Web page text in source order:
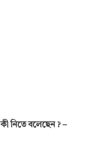
কী নিতে বলেছেন ? –